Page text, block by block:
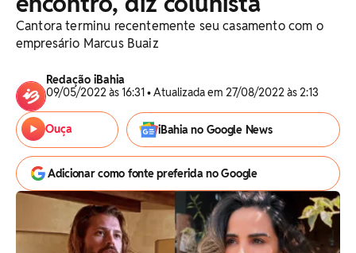
Cantora terminu recentemente seu casamento com o
empresário Marcus Buaiz
Redação iBahia
09/05/2022 às 16:31 • Atualizada em 27/08/2022 às 2:13
Ouça iBahia no Google News
Adicionar como fonte preferida no Google